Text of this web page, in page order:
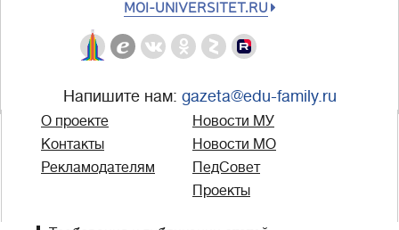
MOI-UNIVERSITET.RU
Напишите нам: gazeta@edu-family.ru
О проекте
Контакты
Рекламодателям
Новости МУ
Новости МО
ПедСовет
Проекты